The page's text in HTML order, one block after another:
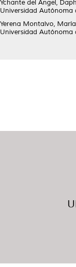
Ychante del Ángel,
Universidad Autónoma
Yerena Montalvo,
Universidad Autónoma